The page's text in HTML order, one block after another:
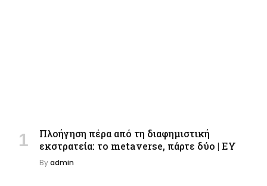
Πλοήγηση πέρα ​​από τη διαφημιστική
εκστρατεία: το metaverse, πάρτε δύο | EY
Byadmin